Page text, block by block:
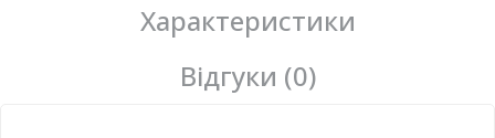
Характеристики
Відгуки (0)